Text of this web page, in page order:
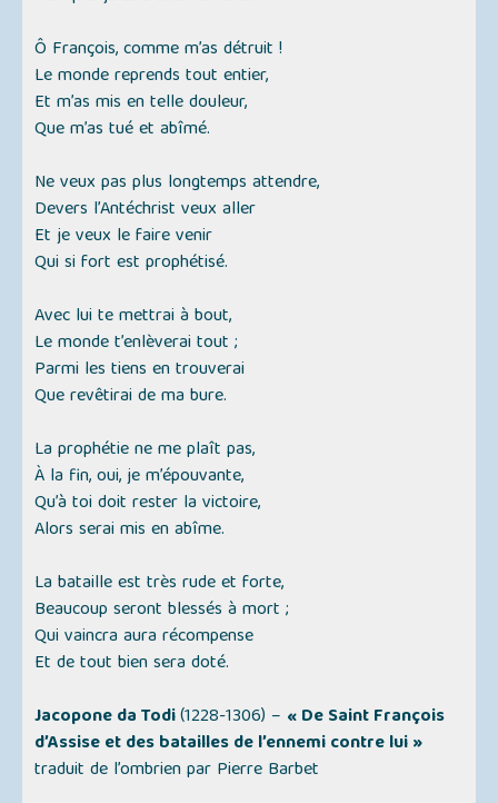
Ô François, comme m’as détruit !
Le monde reprends tout entier,
Et m’as mis en telle douleur,
Que m’as tué et abîmé.
Ne veux pas plus longtemps attendre,
Devers l’Antéchrist veux aller
Et je veux le faire venir
Qui si fort est prophétisé.
Avec lui te mettrai à bout,
Le monde t’enlèverai tout ;
Parmi les tiens en trouverai
Que revêtirai de ma bure.
La prophétie ne me plaît pas,
À la fin, oui, je m’épouvante,
Qu’à toi doit rester la victoire,
Alors serai mis en abîme.
La bataille est très rude et forte,
Beaucoup seront blessés à mort ;
Qui vaincra aura récompense
Et de tout bien sera doté.
Jacopone da Todi(1228-1306) – « De Saint François
d’Assise et des batailles de l’ennemi contre lui »
traduit de l’ombrien par Pierre Barbet